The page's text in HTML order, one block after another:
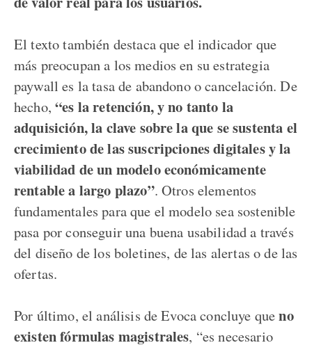
El texto también destaca que el indicador que
más preocupan a los medios en su estrategia
paywall es la tasa de abandono o cancelación. De
hecho,“es la retención, y no tanto la
adquisición, la clave sobre la que se sustenta el
crecimiento de las suscripciones digitales y la
viabilidad de un modelo económicamente
rentable a largo plazo”. Otros elementos
fundamentales para que el modelo sea sostenible
pasa por conseguir una buena usabilidad a través
del diseño de los boletines, de las alertas o de las
ofertas.
Por último, el análisis de Evoca concluye queno
existen fórmulas magistrales, “es necesario